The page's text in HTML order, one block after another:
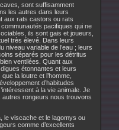
sont suffisamment
les autres dans leurs
aux rats castors ou rats
pacifiques qui ne
ils sont gais et joueurs,
très élevé. Dans leurs
variable de l’eau ; leurs
séparés pour les détritus
ventilées. Quant aux
étonnantes et leurs
la loutre et l’homme,
d’habitudes
à la vie animale. Je
rongeurs nous trouvons
le viscache et le lagomys ou
comme d’excellents